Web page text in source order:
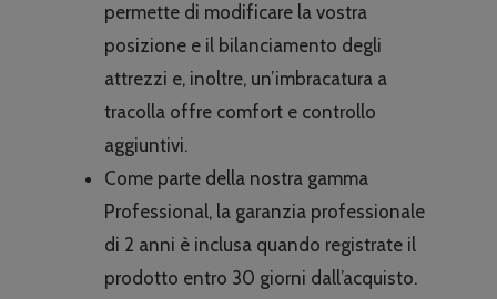
permette di modificare la vostra
posizione e il bilanciamento degli
attrezzi e, inoltre, un’imbracatura a
tracolla offre comfort e controllo
aggiuntivi.
Come parte della nostra gamma
Professional, la garanzia professionale
di 2 anni è inclusa quando registrate il
prodotto entro 30 giorni dall’acquisto.